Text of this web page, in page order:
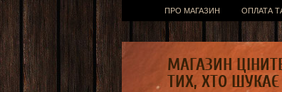
ПРО МАГАЗИН ОПЛАТА
МАГАЗИН
ТИХ, ХТО ШУКАЄ